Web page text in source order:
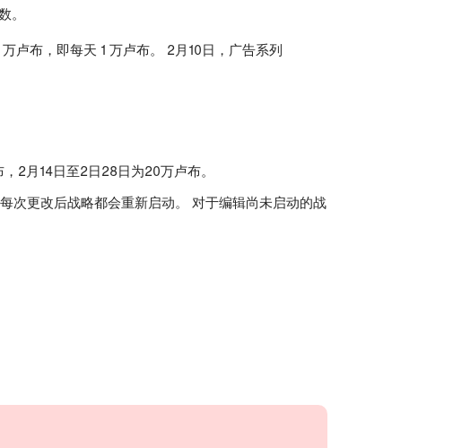
卢布，即每天 1 万卢布。 2月10日，广告系列
2月14日至2日28日为20万卢布。
次更改后战略都会重新启动。 对于编辑尚未启动的战